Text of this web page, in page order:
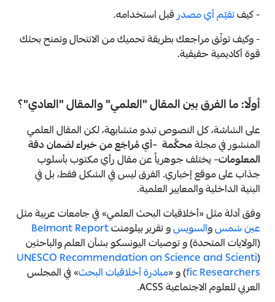
- كيفتقيّم أي مصدرقبل استخدامه.
- وكيف توثّق مراجعك بطريقة تحميك من الانتحال وتمنح بحثك
قوة أكاديمية حقيقية.
أولًا: ما الفرق بين المقال "العلمي" والمقال "العادي"؟
على الشاشة، كل النصوص تبدو متشابهة، لكن المقال العلمي
المنشور في مجلةمحكَّمة –أي مُراجَع من خبراء لضمان دقة
المعلومات– يختلف جوهرياً عن مقال رأي مكتوب بأسلوب
جذاب على موقع إخباري. الفرق ليس في الشكل فقط، بل في
البنية الداخلية والمعايير العلمية.
وفق أدلة مثل «أخلاقيات البحث العلمي» في جامعات عربية مثل
عين شمسوالسويسو تقرير بيلومنتBelmont Report
(الولايات المتحدة) و توصيات اليونسكو بشأن العلم والباحثين
(
UNESCO Recommendation on Science and Scienti
fic Researchers) و «مبادرة أخلاقيات البحث» في المجلس
العربي للعلوم الاجتماعية ACSS.